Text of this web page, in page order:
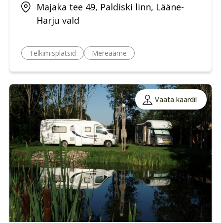
Majaka tee 49, Paldiski linn, Lääne-
Harju vald
Telkimisplatsid Mereäärne
Vaata kaardil